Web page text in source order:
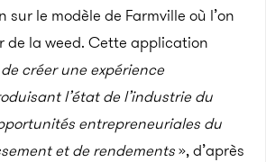
le modèle de Farmville où l’on
de la weed. Cette application
de créer une expérience
l’état de l’industrie du
entrepreneuriales du
et de rendements», d’après